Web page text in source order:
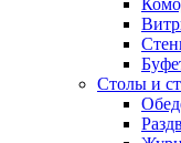
Столы и